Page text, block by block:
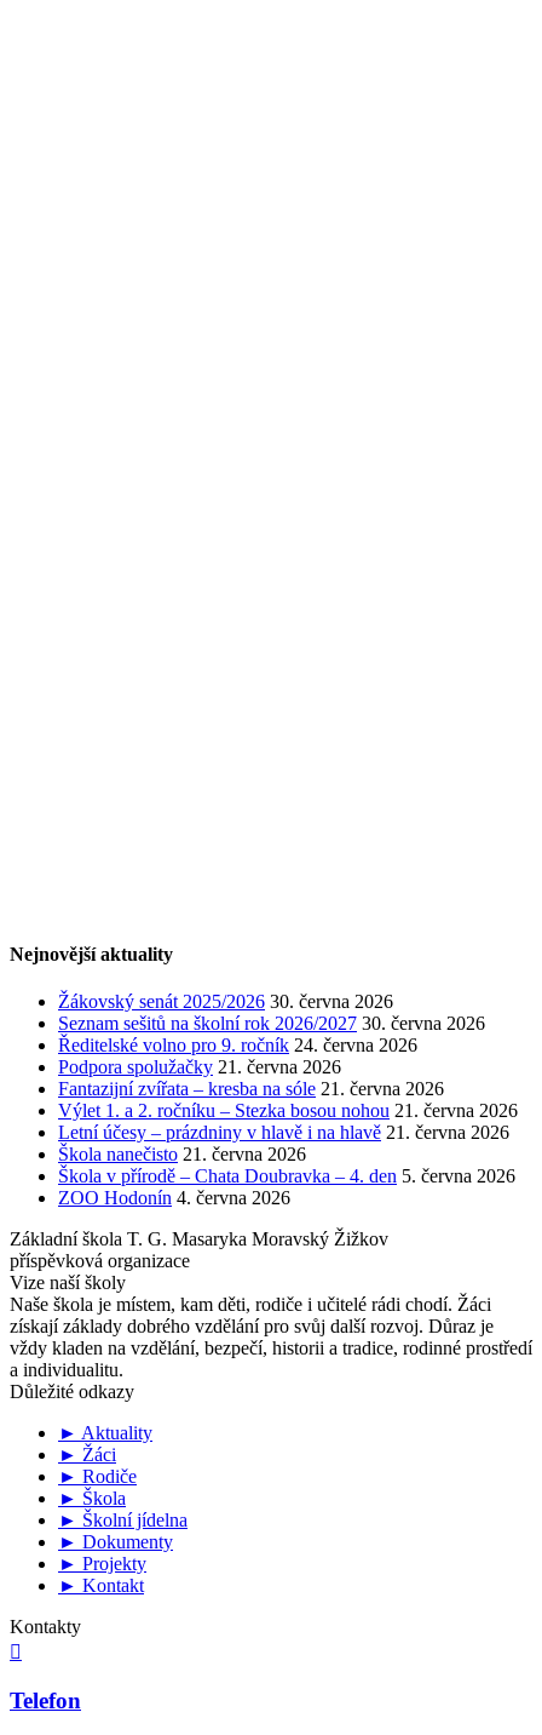
Nejnovější aktuality
Žákovský senát 2025/2026 30. června 2026
Seznam sešitů na školní rok 2026/2027 30. června 2026
Ředitelské volno pro 9. ročník 24. června 2026
Podpora spolužačky 21. června 2026
Fantazijní zvířata – kresba na sóle 21. června 2026
Výlet 1. a 2. ročníku – Stezka bosou nohou 21. června 2026
Letní účesy – prázdniny v hlavě i na hlavě 21. června 2026
Škola nanečisto 21. června 2026
Škola v přírodě – Chata Doubravka – 4. den 5. června 2026
ZOO Hodonín 4. června 2026
Základní škola T. G. Masaryka Moravský Žižkov
příspěvková organizace
Vize naší školy
Naše škola je místem, kam děti, rodiče i učitelé rádi chodí. Žáci
získají základy dobrého vzdělání pro svůj další rozvoj. Důraz je
vždy kladen na vzdělání, bezpečí, historii a tradice, rodinné prostředí
a individualitu.
Důležité odkazy
► Aktuality
► Žáci
► Rodiče
► Škola
► Školní jídelna
► Dokumenty
► Projekty
► Kontakt
Kontakty

Telefon